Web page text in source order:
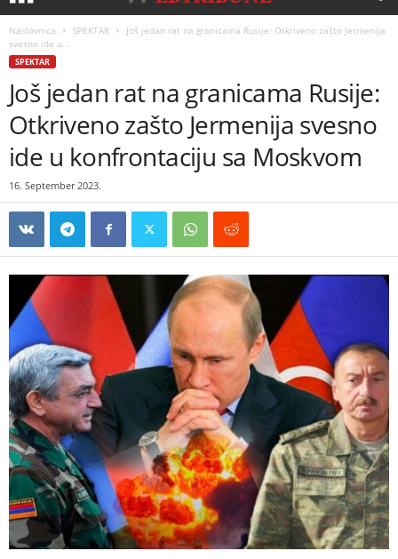
Naslovnica SPEKTAR
Još jedan rat na granicama Rusije: Otkriveno zašto Jermenija
svesno ide u...
SPEKTAR
Još jedan rat na granicama Rusije:
Otkriveno zašto Jermenija svesno
ide u konfrontaciju sa Moskvom
16. September 2023.